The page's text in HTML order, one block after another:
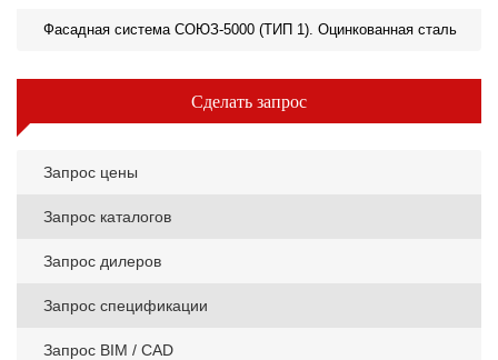
Фасадная система СОЮЗ-5000 (ТИП 1). Оцинкованная сталь
Сделать запрос
Запрос цены
Запрос каталогов
Запрос дилеров
Запрос спецификации
Запрос BIM / CAD